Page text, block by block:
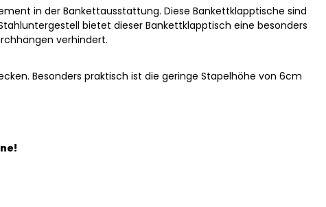
in der Bankettausstattung. Diese Bankettklapptische sind
bietet dieser Bankettklapptisch eine besonders
verhindert.
Besonders praktisch ist die geringe Stapelhöhe von 6cm